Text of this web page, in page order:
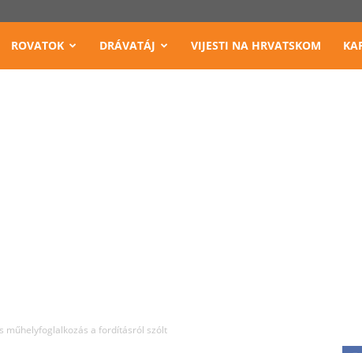
ROVATOK DRÁVATÁJ VIJESTI NA HRVATSKOM
műhelyfoglalkozás a fordításról szólt